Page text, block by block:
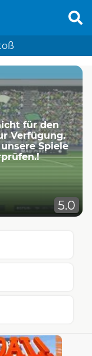
für den
Verfügung.
Spiele
5.0